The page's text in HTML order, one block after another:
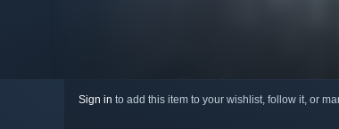
Sign in to add this item to your wishlist, follow it, or